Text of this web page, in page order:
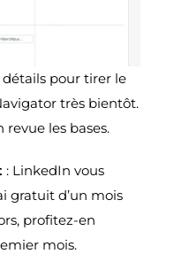
détails pour tirer le
très bientôt.
revue les bases.
: LinkedIn vous
gratuit d’un mois
profitez-en
mois.